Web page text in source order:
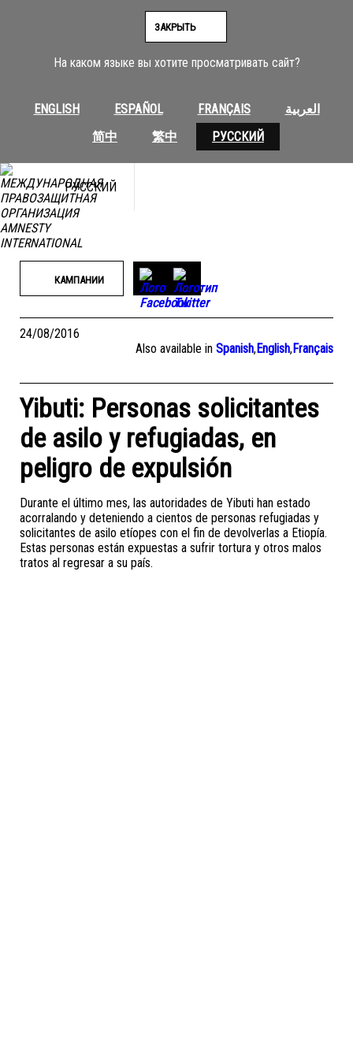
На каком языке вы хотите просматривать сайт?
ENGLISH ESPAÑOL FRANÇAIS
العربية
简中
繁中 РУССКИЙ
ЗАКРЫТЬ
РУССКИЙ
КАМПАНИИ
24/08/2016
Also available in Spanish,English,Français
Yibuti: Personas solicitantes
de asilo y refugiadas, en
peligro de expulsión
Durante el último mes, las autoridades de Yibuti han estado
acorralando y deteniendo a cientos de personas refugiadas y
solicitantes de asilo etíopes con el fin de devolverlas a Etiopía.
Estas personas están expuestas a sufrir tortura y otros malos
tratos al regresar a su país.